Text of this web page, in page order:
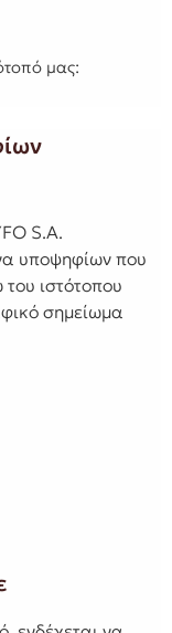
μας:
S.A.
υποψηφίων που
ιστότοπου
σημείωμα